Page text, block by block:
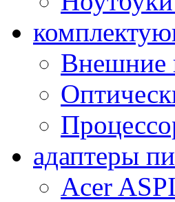
Внешние
адаптеры
Acer